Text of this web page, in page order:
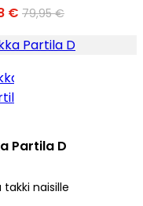
€ 79,95 €
Partila D
takki naisille